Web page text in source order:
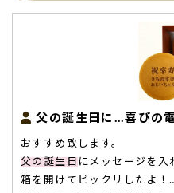
父の誕生日に…喜びの
おすすめ致します。
父の誕生日 にメッセージを入
箱を開けてビックリしたよ！